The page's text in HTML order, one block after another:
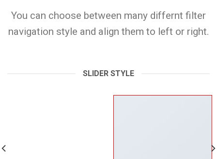
You can choose between many differnt filter
navigation style and align them to left or right.
SLIDER STYLE